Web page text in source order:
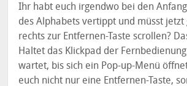
Ihr habt euch irgendwo bei den
des Alphabets vertippt und müsst jetzt
rechts zur Entfernen-Taste scrollen?
Haltet das Klickpad der
wartet, bis sich ein Pop-up-Menü
euch nicht nur eine Entfernen-Taste,